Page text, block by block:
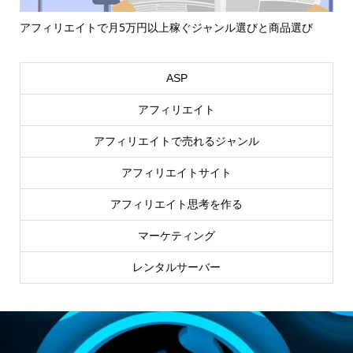
アフィリエイトで月5万円以上稼ぐジャンル選びと商品選び
ASP
アフィリエイト
アフィリエイトで売れるジャンル
アフィリエイトサイト
アフィリエイト思考を作る
マーケティング
レンタルサーバー